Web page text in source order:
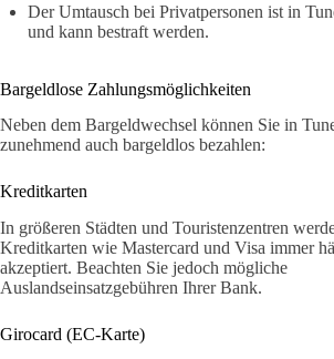
Der Umtausch bei Privatpersonen ist in
und kann bestraft werden.
Bargeldlose Zahlungsmöglichkeiten
Neben dem Bargeldwechsel können Sie in
zunehmend auch bargeldlos bezahlen:
Kreditkarten
In größeren Städten und Touristenzentren
Kreditkarten wie Mastercard und Visa immer
akzeptiert. Beachten Sie jedoch mögliche
Auslandseinsatzgebühren Ihrer Bank.
Girocard (EC-Karte)